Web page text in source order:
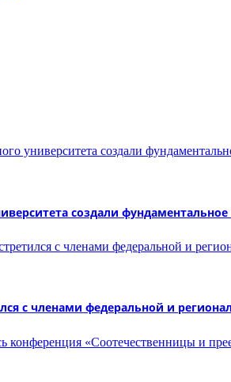
создали
с членами федеральной и